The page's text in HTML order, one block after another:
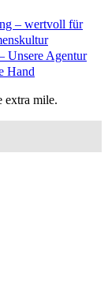
– wertvoll für
Unsere Agentur
Hand
mile.